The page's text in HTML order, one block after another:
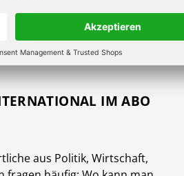
IM ABO
aus Politik, Wirtschaft,